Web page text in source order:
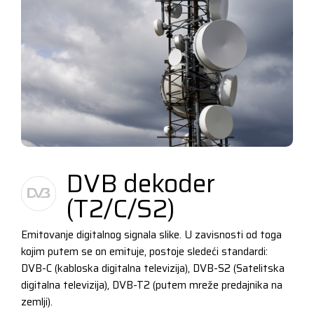
DVB dekoder
(T2/C/S2)
Emitovanje digitalnog signala slike. U zavisnosti od toga
kojim putem se on emituje, postoje sledeći standardi:
DVB-C (kabloska digitalna televizija), DVB-S2 (Satelitska
digitalna televizija), DVB-T2 (putem mreže predajnika na
zemlji).